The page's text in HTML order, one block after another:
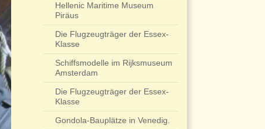
Hellenic Maritime Museum
Piräus
Die Flugzeugträger der Essex-
Klasse
Schiffsmodelle im Rijksmuseum
Amsterdam
Die Flugzeugträger der Essex-
Klasse
Gondola-Bauplätze in Venedig.